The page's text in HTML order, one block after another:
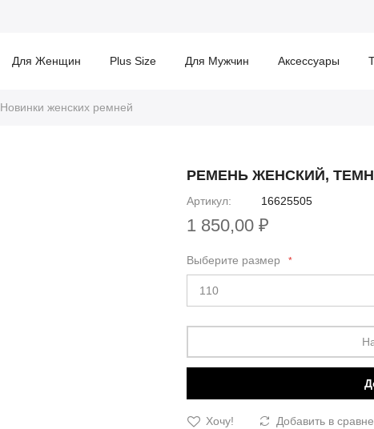
Для Женщин Plus Size Для Мужчин Аксессуары
Новинки женских ремней
РЕМЕНЬ ЖЕНСКИЙ,
Артикул 16625505
1 850,00 ₽
Выберите размер
Хочу! Добавить в